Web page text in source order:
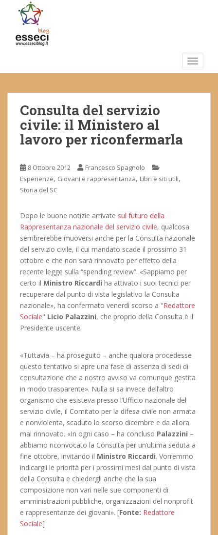
m
Consulta del servizio
civile: il Ministero al
lavoro per riconfermarla
8 Ottobre 2012
Francesco Spagnolo
Esperienze, Giovani e rappresentanza, Libri e siti utili,
Storia del SC
Dopo le buone notizie arrivate sul futuro della
Rappresentanza nazionale del servizio civile, qualcosa
sembrerebbe muoversi anche per la Consulta nazionale
del servizio civile, il cui mandato scade il prossimo 31
ottobre e che non sarà rinnovato per effetto della
recente legge sulla “spending review”. «Sappiamo per
certo il Ministro Riccardi ha attivato i suoi tecnici per
recuperare dal punto di vista legislativo la Consulta
nazionale», ha confermato venerdì scorso a "Redattore
Sociale" Licio Palazzini, che proprio della Consulta è il
Presidente uscente.
«Tuttavia – ha proseguito – anche qualora procedesse
questo tentativo si apre una fase di assenza di sedi di
consultazione che a nostro avviso va comunque gestita
in modo trasparente». Nulla si sa invece dell’altro
organismo che esisteva presso l’Ufficio nazionale del
servizio civile, il Comitato per la difesa civile non armata
e nonviolenta, scaduto lo scorso dicembre e da allora
mai rinnovato. «In ogni caso – ha concluso Palazzini –
abbiamo riconvocato la Consulta per un’ultima seduta a
fine ottobre, invitando il Ministro Riccardi. Vorremmo
indicargli le priorità per i prossimi mesi dal punto di vista
della Consulta e chiedergli anche che la sua
composizione non vari nelle sue componenti di
amministrazioni pubbliche, organizzazioni del nonprofit
e rappresentanze dei giovani». [Fonte: Redattore
Sociale]